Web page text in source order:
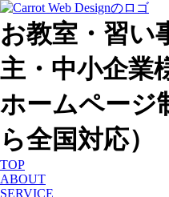
お教室・習い
主・中小企業
ホームページ
ら全国対応）
TOP
ABOUT
SERVICE